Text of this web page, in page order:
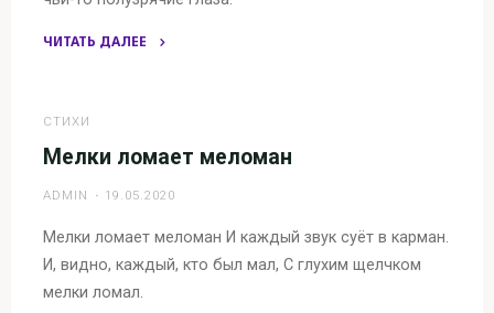
ЧИТАТЬ ДАЛЕЕ
тумана"
СТИХИ
Мелки ломает меломан
ADMIN 19.05.2020
Мелки ломает меломан И каждый звук суёт в карман.
И, видно, каждый, кто был мал, С глухим щелчком
мелки ломал.